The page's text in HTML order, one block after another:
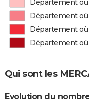
Département
Département où
Département
Département
Qui sont les
Evolution du